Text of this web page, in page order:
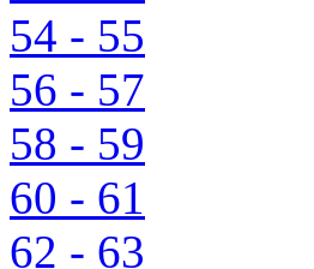
54 - 55
56 - 57
58 - 59
60 - 61
62 - 63